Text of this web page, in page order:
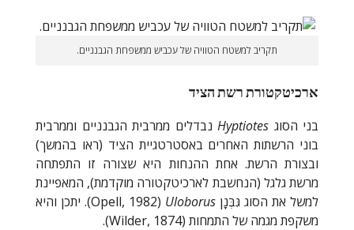
תקריב למשטח הטוויה של עכביש ממשפחת הגבנניים.
ארכיטקטורת רשת הציד
בני הסוג Hyptiotes נבדלים ממרבית הגבנניים וממרבית
בוני הרשתות האחרים באסטרטגיית הציד (ראו בהמשך)
ובצורת הרשת. אחת ההנחות היא שצורה זו התפתחה
מרשת גלגל (הנחשבת לארכיטקטורה מוקדמת), המאפיינת
למשל את הסוג גִּבְּנָן Uloborus
(
Opell, 1982). יתכן והיא
משקפת מגמה של התמחות (Wilder, 1874
).